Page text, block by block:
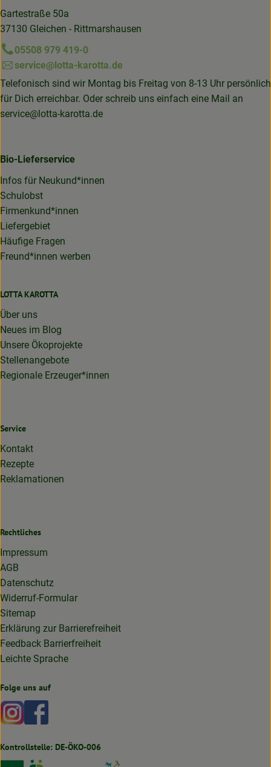
Gartestraße 50a
37130 Gleichen - Rittmarshausen
05508 979 419-0
service@lotta-karotta.de
Telefonisch sind wir Montag bis Freitag von 8-13 Uhr persönlich
für Dich erreichbar. Oder schreib uns einfach eine Mail an
service@lotta-karotta.de
Bio-Lieferservice
Infos für Neukund*innen
Schulobst
Firmenkund*innen
Liefergebiet
Häufige Fragen
Freund*innen werben
LOTTA KAROTTA
Über uns
Neues im Blog
Unsere Ökoprojekte
Stellenangebote
Regionale Erzeuger*innen
Service
Kontakt
Rezepte
Reklamationen
Rechtliches
Impressum
AGB
Datenschutz
Widerruf-Formular
Sitemap
Erklärung zur Barrierefreiheit
Feedback Barrierfreiheit
Leichte Sprache
Folge uns auf
Externer Link zu https://www.instagram.com/
Kontrollstelle: DE-ÖKO-006